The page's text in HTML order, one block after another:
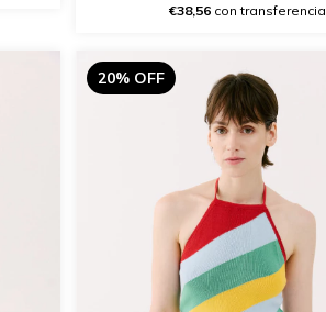
€38,56 con transferencia
20% OFF